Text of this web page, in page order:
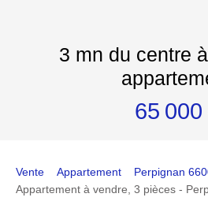
3 mn du centre
65 000
Vente Appartement
Perpignan
Appartement à vendre, 3 pièces -